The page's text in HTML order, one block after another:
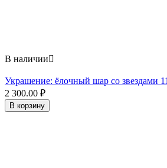
В наличии
Украшение: ёлочный шар со звездами
2 300.00 ₽
В корзину